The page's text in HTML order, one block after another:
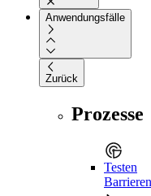
Anwendungsfälle
Zurück
Prozesse
Testen